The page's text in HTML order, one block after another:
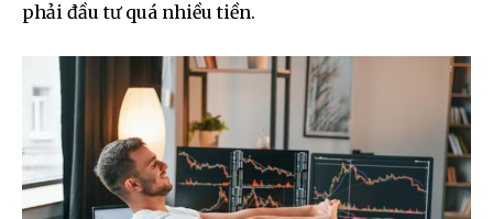
phải đầu tư quá nhiều tiền.